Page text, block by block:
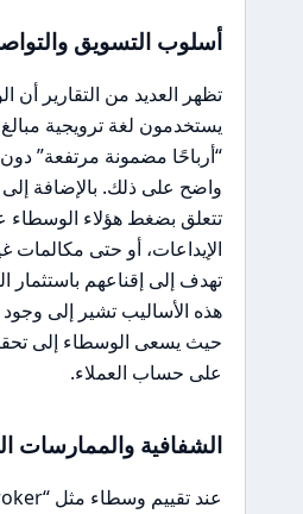
أسلوب التسويق
تظهر العديد من التقارير أن
يستخدمون لغة ترويجية
“أرباحًا مضمونة مرتفعة”
واضح على ذلك. بالإضافة إلى
تتعلق بضغط هؤلاء الوسطاء
الإيداعات، أو حتى مكالمات
تهدف إلى إقناعهم باستثمار
هذه الأساليب تشير إلى وجود
حيث يسعى الوسطاء إلى
على حساب العملاء.
الشفافية والممارسات